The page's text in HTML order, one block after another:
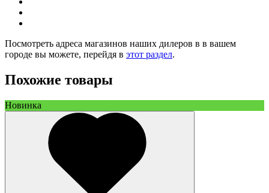
Посмотреть адреса магазинов наших дилеров в в вашем
городе вы можете, перейдя в этот раздел.
Похожие товары
Новинка